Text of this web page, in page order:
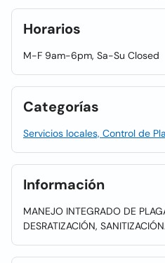
Horarios
M-F 9am-6pm, Sa-Su Closed
Categorías
Servicios locales, Control de
Información
MANEJO INTEGRADO DE
DESRATIZACIÓN,